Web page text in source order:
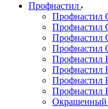
Профнастил
Профнастил
Профнастил
Профнастил
Профнастил
Профнастил
Профнастил
Профнастил
Профнастил
Окрашенный